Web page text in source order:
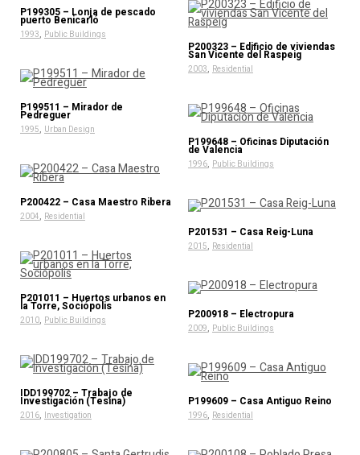
P199305 – Lonja de pescado
puerto Benicarló
1993, Public Buildings
P200323 – Edificio de viviendas
San Vicente del Raspeig
2003, Residential
P199511 – Mirador de
Pedreguer
1995, Urban Design
P199648 – Oficinas Diputación
de Valencia
1996, Public Buildings
P200422 – Casa Maestro Ribera
2004, Residential
P201531 – Casa Reig-Luna
2015, Residential
P201011 – Huertos urbanos en
la Torre, Sociópolis
2010, Public Buildings P200918 – Electropura
2009, Public Buildings
IDD199702 – Trabajo de
Investigación (Tesina)
2016, Investigation
P199609 – Casa Antiguo Reino
1996, Residential